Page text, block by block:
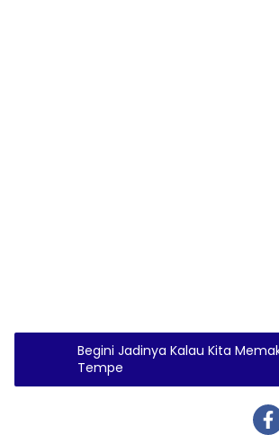
Begini Jadinya Kalau Kita
Tempe